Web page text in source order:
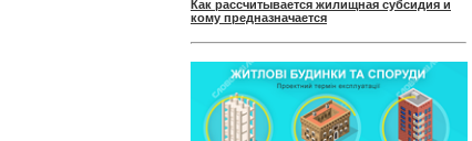
Как рассчитывается жилищная субсидия и
кому предназначается